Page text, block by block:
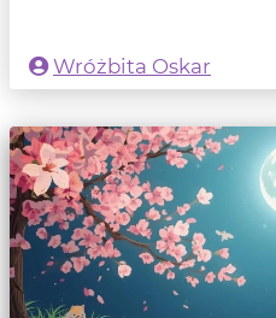
Wróżbita Oskar